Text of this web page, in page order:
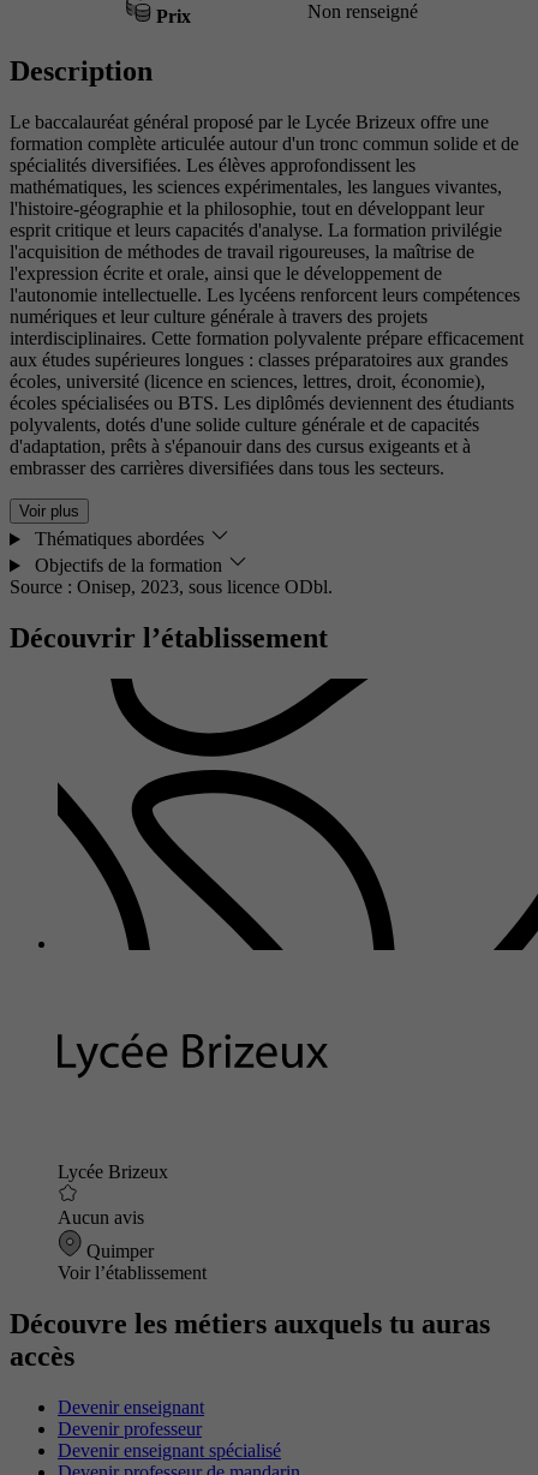
Prix Non renseigné
Description
Le baccalauréat général proposé par le Lycée Brizeux offre une
formation complète articulée autour d'un tronc commun solide et de
spécialités diversifiées. Les élèves approfondissent les
mathématiques, les sciences expérimentales, les langues vivantes,
l'histoire-géographie et la philosophie, tout en développant leur
esprit critique et leurs capacités d'analyse. La formation privilégie
l'acquisition de méthodes de travail rigoureuses, la maîtrise de
l'expression écrite et orale, ainsi que le développement de
l'autonomie intellectuelle. Les lycéens renforcent leurs compétences
numériques et leur culture générale à travers des projets
interdisciplinaires. Cette formation polyvalente prépare efficacement
aux études supérieures longues : classes préparatoires aux grandes
écoles, université (licence en sciences, lettres, droit, économie),
écoles spécialisées ou BTS. Les diplômés deviennent des étudiants
polyvalents, dotés d'une solide culture générale et de capacités
d'adaptation, prêts à s'épanouir dans des cursus exigeants et à
embrasser des carrières diversifiées dans tous les secteurs.
Voir plus
Thématiques abordées
Objectifs de la formation
Source : Onisep, 2023, sous licence ODbl.
Découvrir l’établissement
Lycée Brizeux
Aucun avis
Quimper
Voir l’établissement
Découvre les métiers auxquels tu auras
accès
Devenir enseignant
Devenir professeur
Devenir enseignant spécialisé